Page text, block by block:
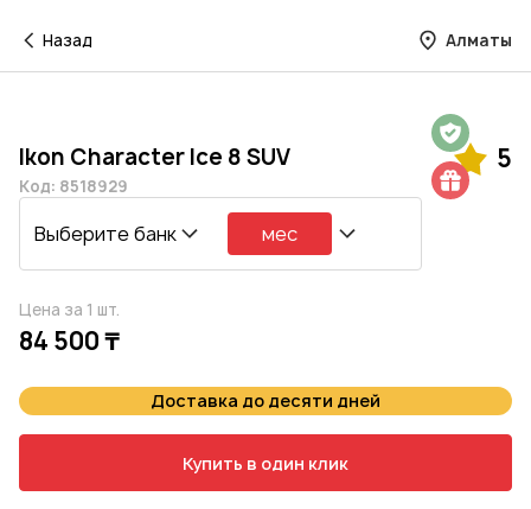
Назад Алматы
Ikon Character Ice 8 SUV 5
Код: 8518929
Выберите банк мес
Цена за 1 шт.
84 500 ₸
Доставка до десяти дней
Купить в один клик